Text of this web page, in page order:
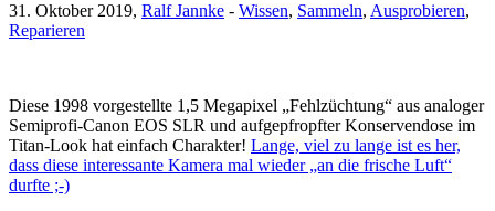
31. Oktober 2019, Ralf Jannke - Wissen, Sammeln, Ausprobieren,
Reparieren
Diese 1998 vorgestellte 1,5 Megapixel „Fehlzüchtung“ aus analoger
Semiprofi-Canon EOS SLR und aufgepfropfter Konservendose im
Titan-Look hat einfach Charakter! Lange, viel zu lange ist es her,
dass diese interessante Kamera mal wieder „an die frische Luft“
durfte ;-)